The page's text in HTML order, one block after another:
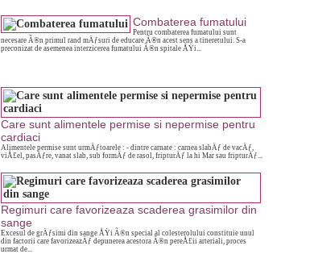
Combaterea fumatului
Pentru combaterea fumatului sunt
necesare Ã®n primul rand mÄƒsuri de educare Ã®n acest sens a tineretului. S-a
preconizat de asemenea interzicerea fumatului Ã®n spitale ÅŸi...
Care sunt alimentele permise si nepermise pentru
cardiaci
Alimentele permise sunt urmÄƒtoarele : - dintre carnate : carnea slabÄƒ de vacÄƒ,
viÅ£el, pasÄƒre, vanat slab, sub formÄƒ de rasol, fripturÄƒ la hi Mar sau fripturÄƒ...
Regimuri care favorizeaza scaderea grasimilor din
sange
Excesul de grÄƒsimi din sange ÅŸi Ã®n special al colesterolului constituie unul
din factorii care favorizeazÄƒ depunerea acestora Ã®n pereÅ£ii arteriali, proces
urmat de...